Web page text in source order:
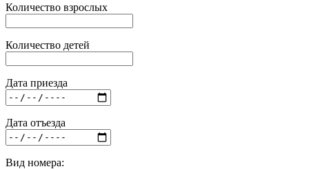
Количество взрослых
Количество детей
Дата приезда
Дата отъезда
Вид номера: